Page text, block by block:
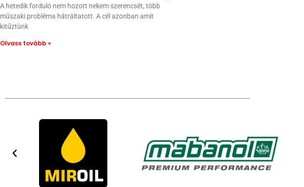
A hetedik forduló nem hozott nekem szerencsét, több
műszaki probléma hátráltatott. A cél azonban amit
kitűztünk
Olvass tovább »